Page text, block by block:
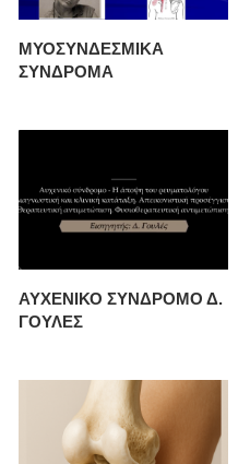
ΜΥΟΣΥΝΔΕΣΜΙΚΑ
ΣΥΝΔΡΟΜΑ
ΑΥΧΕΝΙΚΟ ΣΥΝΔΡΟΜΟ Δ.
ΓΟΥΛΕΣ